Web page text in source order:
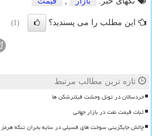
این مطلب را می پسندید؟ (1)
تازه ترین مطالب مرتبط
خردسالان در تونل وحشت فیلترشکن ها
ثبات قیمت نفت در بازار جهانی
چالش جایگزینی سوخت های فسیلی در سایه بحران تنگه هرمز